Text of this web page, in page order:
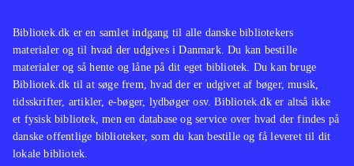
Bibliotek.dk er en samlet indgang til alle danske bibliotekers
materialer og til hvad der udgives i Danmark. Du kan bestille
materialer og så hente og låne på dit eget bibliotek. Du kan bruge
Bibliotek.dk til at søge frem, hvad der er udgivet af bøger, musik,
tidsskrifter, artikler, e-bøger, lydbøger osv. Bibliotek.dk er altså ikke
et fysisk bibliotek, men en database og service over hvad der findes på
danske offentlige biblioteker, som du kan bestille og få leveret til dit
lokale bibliotek.